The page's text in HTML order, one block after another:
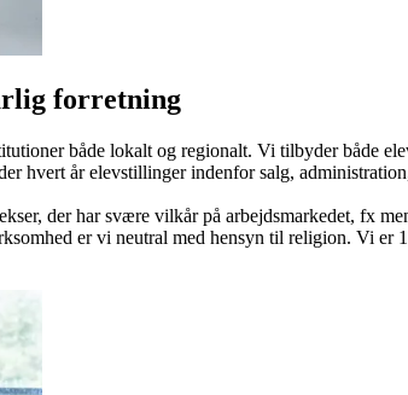
forretning
både lokalt og regionalt. Vi tilbyder både
hvert år elevstillinger indenfor salg,
der har svære vilkår på arbejdsmarkedet, fx
er vi neutral med hensyn til religion. Vi er